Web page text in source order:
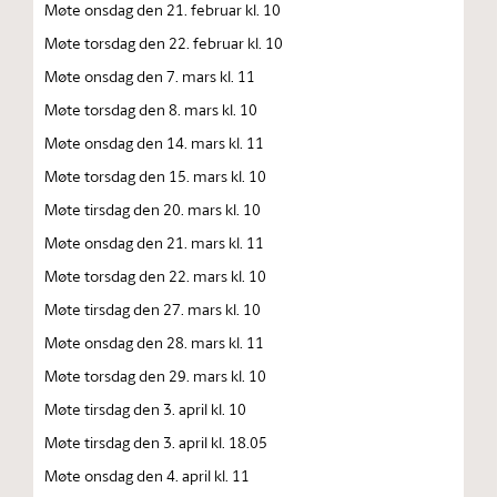
Møte onsdag den 21. februar kl. 10
Møte torsdag den 22. februar kl. 10
Møte onsdag den 7. mars kl. 11
Møte torsdag den 8. mars kl. 10
Møte onsdag den 14. mars kl. 11
Møte torsdag den 15. mars kl. 10
Møte tirsdag den 20. mars kl. 10
Møte onsdag den 21. mars kl. 11
Møte torsdag den 22. mars kl. 10
Møte tirsdag den 27. mars kl. 10
Møte onsdag den 28. mars kl. 11
Møte torsdag den 29. mars kl. 10
Møte tirsdag den 3. april kl. 10
Møte tirsdag den 3. april kl. 18.05
Møte onsdag den 4. april kl. 11